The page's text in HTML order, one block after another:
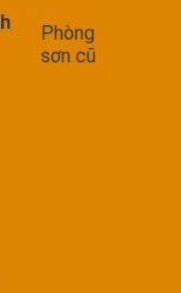
Phòng
sơn cũ